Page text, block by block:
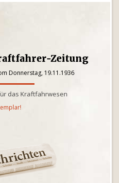
Zeitung
Donnerstag, 19.11.1936
das Kraftfahrwesen